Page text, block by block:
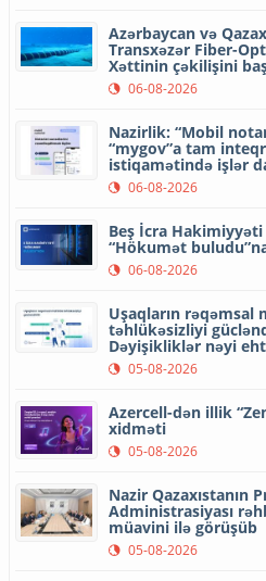
Azərbaycan və
Transxəzər Fiber-
Xəttinin çəkilişini
06-08-2026
Nazirlik: “Mobil
“mygov”a tam
istiqamətində işlər
06-08-2026
Beş İcra
“Hökumət
06-08-2026
Uşaqların rəqəmsal
təhlükəsizliyi
Dəyişikliklər nəyi
05-08-2026
Azercell-dən illik
xidməti
05-08-2026
Nazir Qazaxıstanın
Administrasiyası
müavini ilə görüşüb
05-08-2026